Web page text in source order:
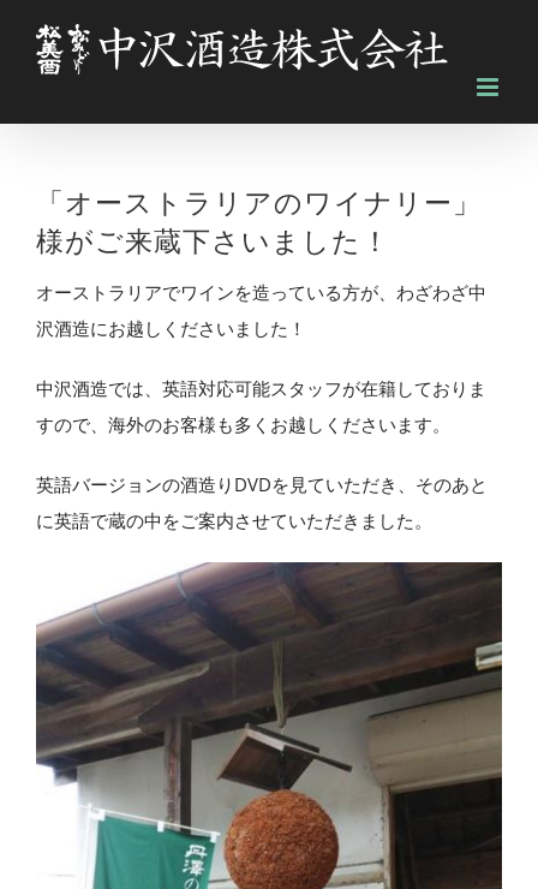
「オーストラリアのワイナリー」
様がご来蔵下さいました！
オーストラリアでワインを造っている方が、わざわざ中
沢酒造にお越しくださいました！
中沢酒造では、英語対応可能スタッフが在籍しておりま
すので、海外のお客様も多くお越しくださいます。
英語バージョンの酒造りDVDを見ていただき、そのあと
に英語で蔵の中をご案内させていただきました。